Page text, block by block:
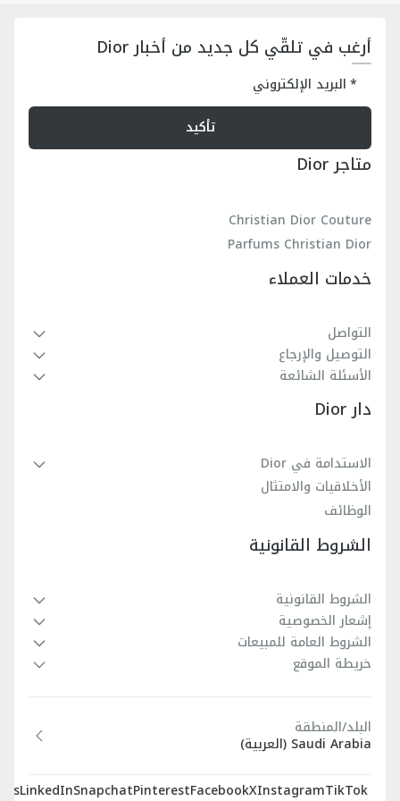
أرغب في تلقّي كل جديد من أخبار Dior
البريد الإلكتروني
تأكيد
متاجر Dior
Christian Dior Couture
Parfums Christian Dior
خدمات العملاء
التواصل
التوصيل والإرجاع
الأسئلة الشائعة
دار Dior
الاستدامة في Dior
الأخلاقيات والامتثال
الوظائف
الشروط القانونية
الشروط القانونية
إشعار الخصوصية
الشروط العامة للمبيعات
خريطة الموقع
البلد/المنطقة
Saudi Arabia (العربية)
TikTok
Instagram
X
Facebook
Pinterest
Snapchat
LinkedIn